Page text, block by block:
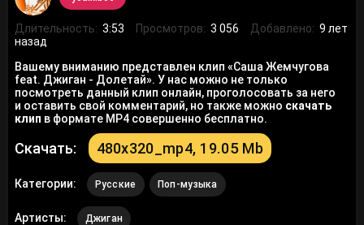
Длительность: 3:53 Просмотров: 3 056 Добавлено: 9 лет
назад
Вашему вниманию представлен клип «Саша Жемчугова
feat. Джиган - Долетай». У нас можно не только
посмотреть данный клип онлайн, проголосовать за него
и оставить свой комментарий, но также можно скачать
клип в формате MP4 совершенно бесплатно.
Скачать: 480x320_mp4, 19.05 Mb
Категории: Русские Поп-музыка
Артисты: Джиган